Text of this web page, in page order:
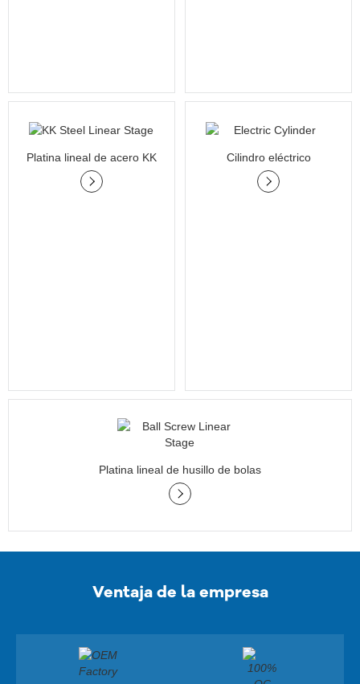
Platina lineal de acero KK Cilindro eléctrico
Platina lineal de husillo de bolas
Ventaja de la empresa